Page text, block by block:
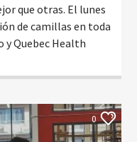
que otras. El lunes
de camillas en toda
y Quebec Health
0